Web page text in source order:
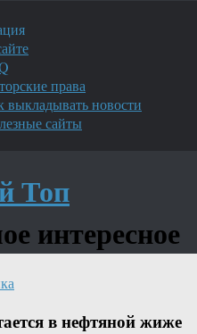
права
выкладывать новости
сайты
Топ
интересное
в нефтяной жиже